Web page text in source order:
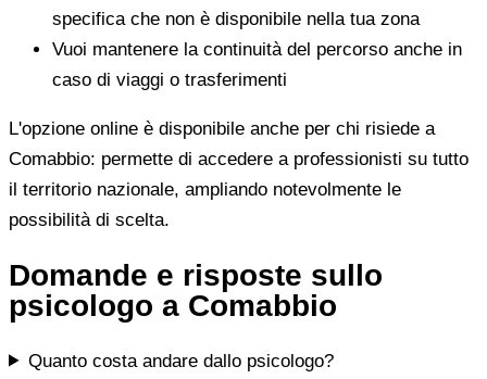
specifica che non è disponibile nella tua zona
Vuoi mantenere la continuità del percorso anche in
caso di viaggi o trasferimenti
L'opzione online è disponibile anche per chi risiede a
Comabbio: permette di accedere a professionisti su tutto
il territorio nazionale, ampliando notevolmente le
possibilità di scelta.
Domande e risposte sullo
psicologo a Comabbio
Quanto costa andare dallo psicologo?